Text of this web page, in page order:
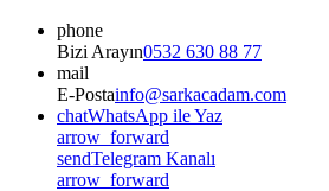
phone
Bizi Arayın0532 630 88 77
mail
E-Postainfo@sarkacadam.com
chatWhatsApp ile Yaz
arrow_forward
sendTelegram Kanalı
arrow_forward